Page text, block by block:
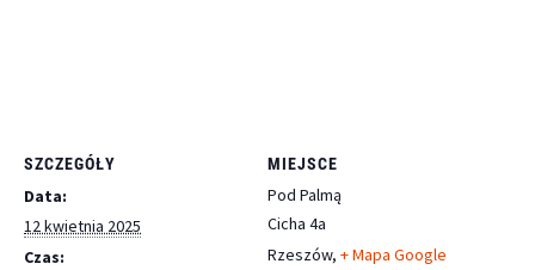
SZCZEGÓŁY
Data:
12 kwietnia 2025
Czas:
MIEJSCE
Pod Palmą
Cicha 4a
Rzeszów, + Mapa Google